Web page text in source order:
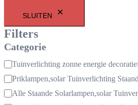
SLUITEN
Filters
Categorie
Categorie
Tuinverlichting zonne energie
Priklampen,solar Tuinverlichting
Alle Staande Solarlampen,solar